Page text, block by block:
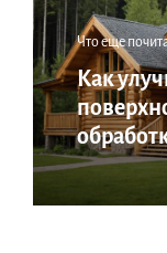
Что еще
Как